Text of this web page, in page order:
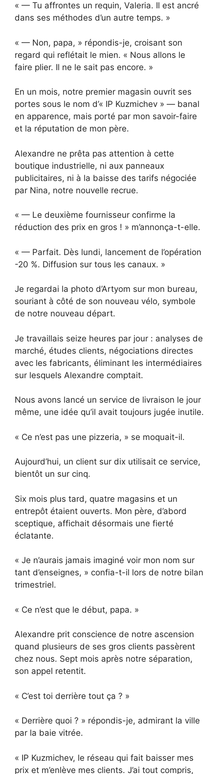
« — Tu affrontes un requin, Valeria. Il est ancré
dans ses méthodes d’un autre temps. »
« — Non, papa, » répondis-je, croisant son
regard qui reflétait le mien. « Nous allons le
faire plier. Il ne le sait pas encore. »
En un mois, notre premier magasin ouvrit ses
portes sous le nom d’« IP Kuzmichev » — banal
en apparence, mais porté par mon savoir-faire
et la réputation de mon père.
Alexandre ne prêta pas attention à cette
boutique industrielle, ni aux panneaux
publicitaires, ni à la baisse des tarifs négociée
par Nina, notre nouvelle recrue.
« — Le deuxième fournisseur confirme la
réduction des prix en gros ! » m’annonça-t-elle.
« — Parfait. Dès lundi, lancement de l’opération
-20 %. Diffusion sur tous les canaux. »
Je regardai la photo d’Artyom sur mon bureau,
souriant à côté de son nouveau vélo, symbole
de notre nouveau départ.
Je travaillais seize heures par jour : analyses de
marché, études clients, négociations directes
avec les fabricants, éliminant les intermédiaires
sur lesquels Alexandre comptait.
Nous avons lancé un service de livraison le jour
même, une idée qu’il avait toujours jugée inutile.
« Ce n’est pas une pizzeria, » se moquait-il.
Aujourd’hui, un client sur dix utilisait ce service,
bientôt un sur cinq.
Six mois plus tard, quatre magasins et un
entrepôt étaient ouverts. Mon père, d’abord
sceptique, affichait désormais une fierté
éclatante.
« Je n’aurais jamais imaginé voir mon nom sur
tant d’enseignes, » confia-t-il lors de notre bilan
trimestriel.
« Ce n’est que le début, papa. »
Alexandre prit conscience de notre ascension
quand plusieurs de ses gros clients passèrent
chez nous. Sept mois après notre séparation,
son appel retentit.
« C’est toi derrière tout ça ? »
« Derrière quoi ? » répondis-je, admirant la ville
par la baie vitrée.
« IP Kuzmichev, le réseau qui fait baisser mes
prix et m’enlève mes clients. J’ai tout compris,